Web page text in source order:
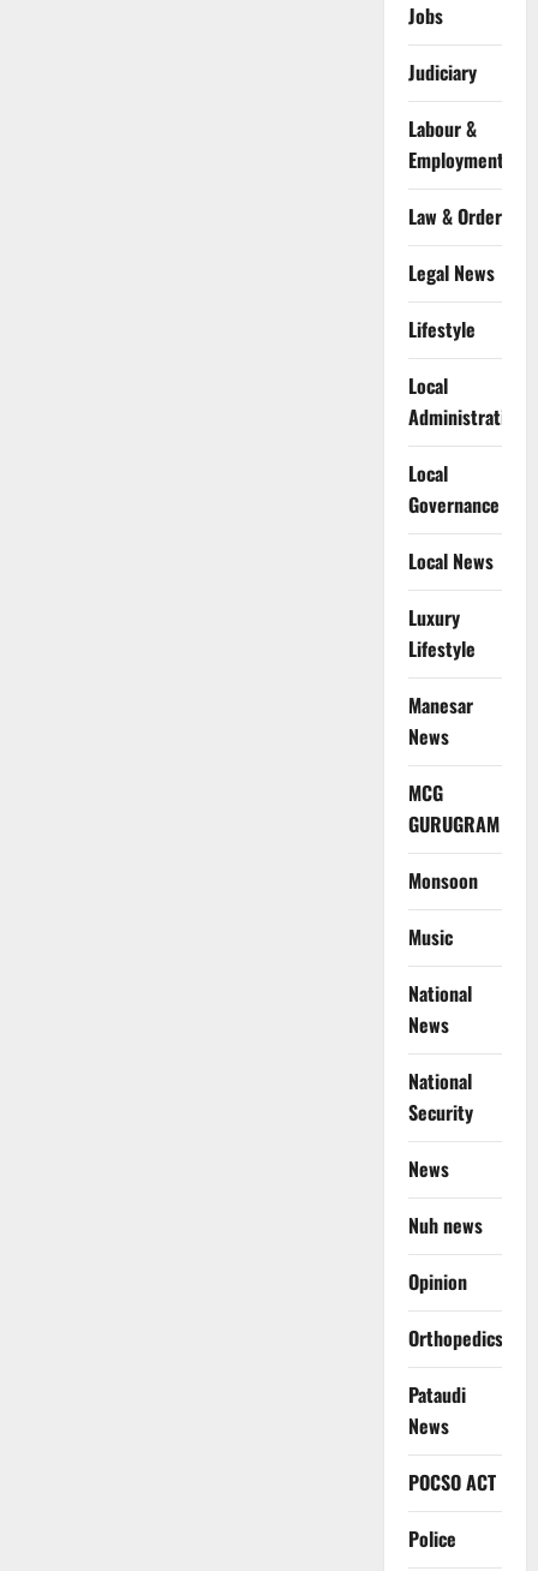
Jobs
Judiciary
Labour &
Employment
Law & Order
Legal News
Lifestyle
Local
Administration
Local
Governance
Local News
Luxury
Lifestyle
Manesar
News
MCG
GURUGRAM
Monsoon
Music
National
News
National
Security
News
Nuh news
Opinion
Orthopedics
Pataudi
News
POCSO ACT
Police